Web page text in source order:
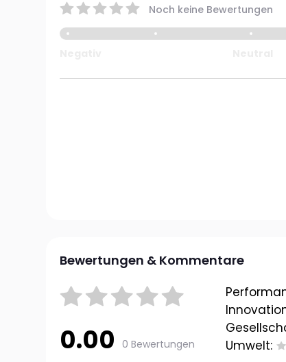
Noch keine Bewertungen
Bewertungen & Kommentare
0.00 0 Bewertungen
Umwelt: